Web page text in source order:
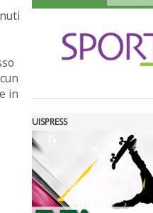
in
La
a
UISPRESS